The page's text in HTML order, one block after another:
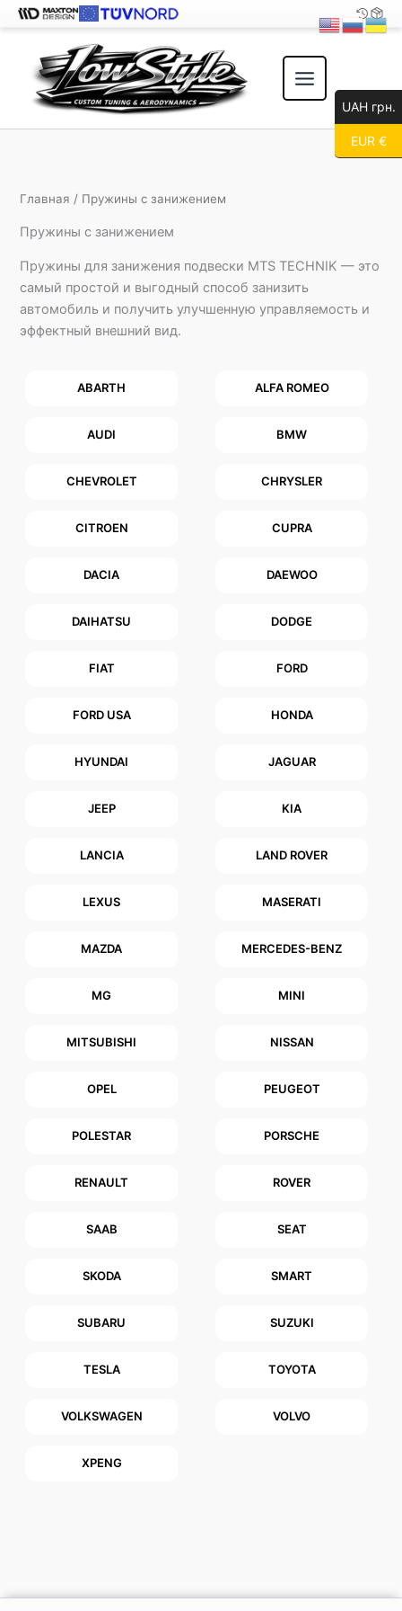
содержимому
Главная / Пружины с занижением
Пружины с занижением
Пружины для занижения подвески MTS TECHNIK — это
самый простой и выгодный способ занизить
автомобиль и получить улучшенную управляемость и
эффектный внешний вид.
ABARTH ALFA ROMEO
AUDI BMW
CHEVROLET CHRYSLER
CITROEN CUPRA
DACIA DAEWOO
DAIHATSU DODGE
FIAT FORD
FORD USA HONDA
HYUNDAI JAGUAR
JEEP KIA
LANCIA LAND ROVER
LEXUS MASERATI
MAZDA MERCEDES-BENZ
MG MINI
MITSUBISHI NISSAN
OPEL PEUGEOT
POLESTAR PORSCHE
RENAULT ROVER
SAAB SEAT
SKODA SMART
SUBARU SUZUKI
TESLA TOYOTA
VOLKSWAGEN VOLVO
XPENG
UAH грн.
EUR €